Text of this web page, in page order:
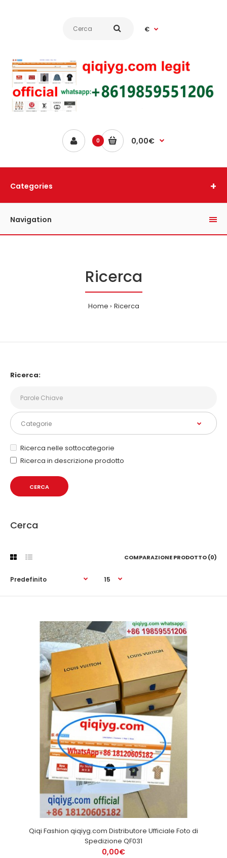
€
0 0,00€
Categories
Navigation
Ricerca
Home Ricerca
Ricerca:
Ricerca nelle sottocategorie
Ricerca in descrizione prodotto
Cerca
COMPARAZIONE PRODOTTO (0)
Qiqi Fashion qiqiyg.com Distributore Ufficiale Foto di
Spedizione QF031
0,00€